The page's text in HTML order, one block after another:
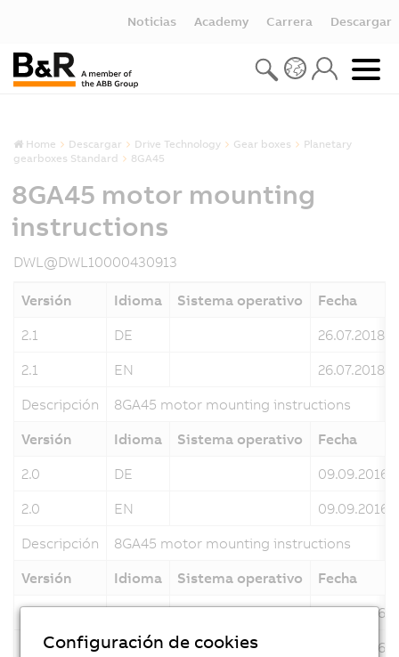
Noticias Academy Carrera Descargar
Home Descargar Drive Technology Gear boxes
Planetary
gearboxes Standard
8GA45
8GA45 motor mounting
instructions
DWL@DWL10000430913
Versión Idioma Sistema operativo
Fecha
2.1
DE
26.07.2018
2.1
EN
26.07.2018
Descripción
8GA45 motor mounting instructions
Versión
Idioma Sistema operativo
Fecha
2.0
DE
09.09.2016
2.0
EN
09.09.2016
Descripción
8GA45 motor mounting instructions
Versión
Idioma Sistema operativo
Fecha
1.0
DE
13.05.2016
EN
13.05.2016
Configuración de cookies